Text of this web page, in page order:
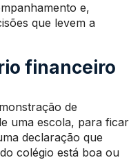
e,
que levem a
financeiro
de
uma escola, para ficar
declaração que
colégio está boa ou